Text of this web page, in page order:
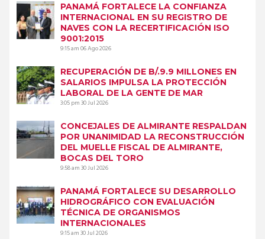
PANAMÁ FORTALECE LA CONFIANZA
INTERNACIONAL EN SU REGISTRO DE
NAVES CON LA RECERTIFICACIÓN ISO
9001:2015
9:15 am06 Ago 2026
RECUPERACIÓN DE B/.9.9 MILLONES EN
SALARIOS IMPULSA LA PROTECCIÓN
LABORAL DE LA GENTE DE MAR
3:05 pm30 Jul 2026
CONCEJALES DE ALMIRANTE RESPALDAN
POR UNANIMIDAD LA RECONSTRUCCIÓN
DEL MUELLE FISCAL DE ALMIRANTE,
BOCAS DEL TORO
9:58 am30 Jul 2026
PANAMÁ FORTALECE SU DESARROLLO
HIDROGRÁFICO CON EVALUACIÓN
TÉCNICA DE ORGANISMOS
INTERNACIONALES
9:15 am30 Jul 2026